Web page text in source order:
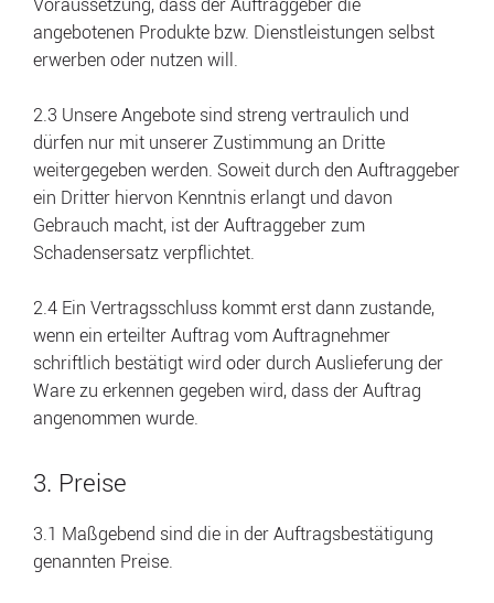
angebotenen Produkte bzw. Dienstleistungen selbst
erwerben oder nutzen will.
2.3 Unsere Angebote sind streng vertraulich und
dürfen nur mit unserer Zustimmung an Dritte
weitergegeben werden. Soweit durch den Auftraggeber
ein Dritter hiervon Kenntnis erlangt und davon
Gebrauch macht, ist der Auftraggeber zum
Schadensersatz verpflichtet.
2.4 Ein Vertragsschluss kommt erst dann zustande,
wenn ein erteilter Auftrag vom Auftragnehmer
schriftlich bestätigt wird oder durch Auslieferung der
Ware zu erkennen gegeben wird, dass der Auftrag
angenommen wurde.
3. Preise
3.1 Maßgebend sind die in der Auftragsbestätigung
genannten Preise.